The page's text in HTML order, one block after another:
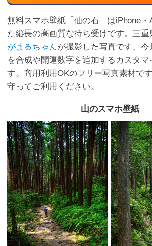
無料スマホ壁紙「仙の石」はiPhone・
た縦長の高画質な待ち受けです。三重
がまるちゃんが撮影した写真です。今
を合成や開運数字を追加するカスタマ
す。商用利用OKのフリー写真素材です
守ってご利用ください。
山のスマホ壁紙